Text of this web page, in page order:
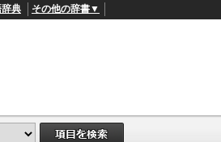
典 その他の辞書▼